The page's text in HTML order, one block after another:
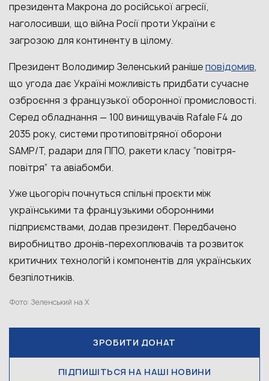
президента Макрона до російської агресії,
наголосивши, що війна Росії проти України є
загрозою для континенту в цілому.
Президент Володимир Зеленський ранішеповідомив,
що угода дає Україні можливість придбати сучасне
озброєння з французької оборонної промисловості.
Серед обладнання — 100 винищувачів Rafale F4 до
2035 року, системи протиповітряної оборони
SAMP/T, радари для ППО, ракети класу “повітря-
повітря” та авіабомби.
Уже цьогоріч почнуться спільні проєкти між
українськими та французькими оборонними
підприємствами, додав президент. Передбачено
виробництво дронів-перехоплювачів та розвиток
критичних технологій і компонентів для українських
безпілотників.
Фото: Зеленський на X
ЗРОБИТИ ДОНАТ
ПІДПИШІТЬСЯ НА НАШІ НОВИНИ